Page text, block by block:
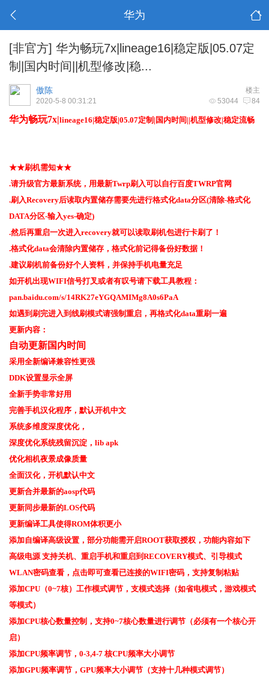
华为
[非官方] 华为畅玩7x|lineage16|稳定版|05.07定
制|国内时间||机型修改|稳...
楼主
傲陈
53044 84
2020-5-8 00:31:21
华为畅玩7x|lineage16|稳定版|05.07定制|国内时间||机型修改|稳定流畅
★★刷机需知★★
.请升级官方最新系统，用最新Twrp刷入可以自行百度TWRP官网
.刷入Recovery后读取内置储存需要先进行格式化data分区(清除-格式化
DATA分区-输入yes-确定)
.然后再重启一次进入recovery就可以读取刷机包进行卡刷了！
.格式化data会清除内置储存，格式化前记得备份好数据！
.建议刷机前备份好个人资料，并保持手机电量充足
如开机出现WIFI信号打叉或者有叹号请下载工具教程：
pan.baidu.com/s/14RK27eYGQAMIMg8A0s6PaA
如遇到刷完进入到线刷模式请强制重启，再格式化data重刷一遍
更新内容：
自动更新国内时间
采用全新编译兼容性更强
DDK设置显示全屏
全新手势非常好用
完善手机汉化程序，默认开机中文
系统多维度深度优化，
深度优化系统残留沉淀，lib apk
优化相机夜景成像质量
全面汉化，开机默认中文
更新合并最新的aosp代码
更新同步最新的LOS代码
更新编译工具使得ROM体积更小
添加自编译高级设置，部分功能需开启ROOT获取授权，功能内容如下
高级电源 支持关机、重启手机和重启到RECOVERY模式、引导模式
WLAN密码查看，点击即可查看已连接的WIFI密码，支持复制粘贴
添加CPU（0~7核）工作模式调节，支模式选择（如省电模式，游戏模式
等模式）
添加CPU核心数量控制，支持0~7核心数量进行调节（必须有一个核心开
启）
添加CPU频率调节，0-3,4-7 核CPU频率大小调节
添加GPU频率调节，GPU频率大小调节（支持十几种模式调节）